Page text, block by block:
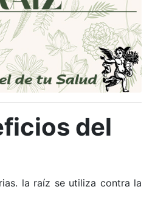
del
la raíz se utiliza contra la